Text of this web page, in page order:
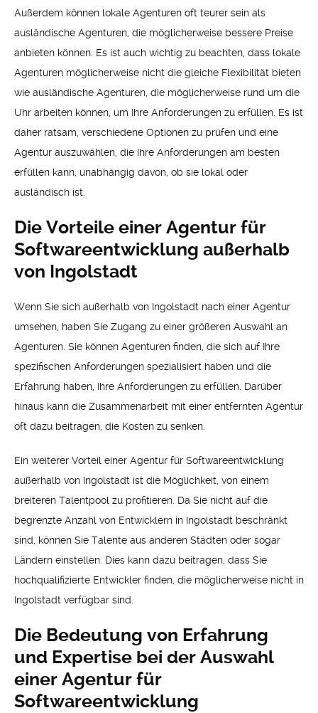
Außerdem können lokale Agenturen oft teurer sein als
ausländische Agenturen, die möglicherweise bessere Preise
anbieten können. Es ist auch wichtig zu beachten, dass lokale
Agenturen möglicherweise nicht die gleiche Flexibilität bieten
wie ausländische Agenturen, die möglicherweise rund um die
Uhr arbeiten können, um Ihre Anforderungen zu erfüllen. Es ist
daher ratsam, verschiedene Optionen zu prüfen und eine
Agentur auszuwählen, die Ihre Anforderungen am besten
erfüllen kann, unabhängig davon, ob sie lokal oder
ausländisch ist.
Die Vorteile einer Agentur für
Softwareentwicklung außerhalb
von Ingolstadt
Wenn Sie sich außerhalb von Ingolstadt nach einer Agentur
umsehen, haben Sie Zugang zu einer größeren Auswahl an
Agenturen. Sie können Agenturen finden, die sich auf Ihre
spezifischen Anforderungen spezialisiert haben und die
Erfahrung haben, Ihre Anforderungen zu erfüllen. Darüber
hinaus kann die Zusammenarbeit mit einer entfernten Agentur
oft dazu beitragen, die Kosten zu senken.
Ein weiterer Vorteil einer Agentur für Softwareentwicklung
außerhalb von Ingolstadt ist die Möglichkeit, von einem
breiteren Talentpool zu profitieren. Da Sie nicht auf die
begrenzte Anzahl von Entwicklern in Ingolstadt beschränkt
sind, können Sie Talente aus anderen Städten oder sogar
Ländern einstellen. Dies kann dazu beitragen, dass Sie
hochqualifizierte Entwickler finden, die möglicherweise nicht in
Ingolstadt verfügbar sind.
Die Bedeutung von Erfahrung
und Expertise bei der Auswahl
einer Agentur für
Softwareentwicklung